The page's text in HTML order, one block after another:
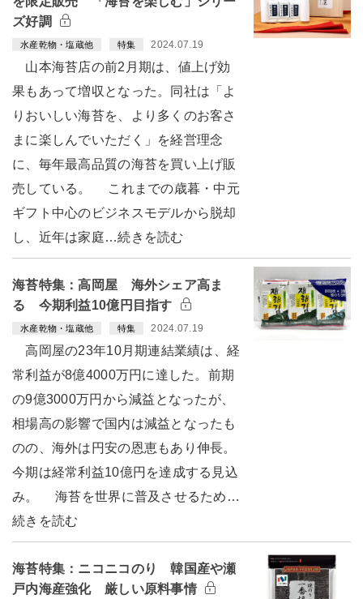
ズ好調
水産乾物・塩蔵他 特集 2024.07.19
山本海苔店の前2月期は、値上げ効
果もあって増収となった。同社は「よ
りおいしい海苔を、より多くのお客さ
まに楽しんでいただく」を経営理念
に、毎年最高品質の海苔を買い上げ販
売している。 これまでの歳暮・中元
ギフト中心のビジネスモデルから脱却
し、近年は家庭…続きを読む
海苔特集：高岡屋 海外シェア高ま
る 今期利益10億円目指す
水産乾物・塩蔵他 特集 2024.07.19
高岡屋の23年10月期連結業績は、経
常利益が8億4000万円に達した。前期
の9億3000万円から減益となったが、
相場高の影響で国内は減益となったも
のの、海外は円安の恩恵もあり伸長。
今期は経常利益10億円を達成する見込
み。 海苔を世界に普及させるため…
続きを読む
海苔特集：ニコニコのり 韓国産や瀬
戸内海産強化 厳しい原料事情